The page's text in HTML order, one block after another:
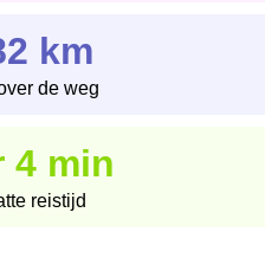
km
de weg
4 min
reistijd